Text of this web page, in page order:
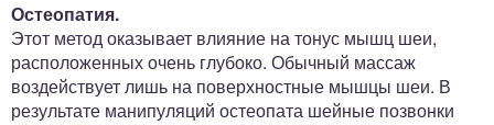
Остеопатия.
Этот метод оказывает влияние на тонус мышц шеи,
расположенных очень глубоко. Обычный массаж
воздействует лишь на поверхностные мышцы шеи. В
результате манипуляций остеопата шейные позвонки